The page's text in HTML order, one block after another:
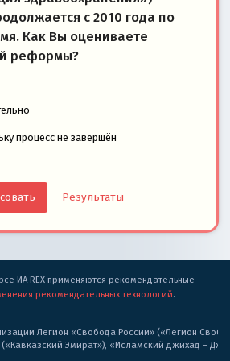
с 2010 года по
Как Вы оцениваете
реформы?
процесс не завершён
Результаты
ИА REX применяются рекомендательные
рекомендательных технологий.
Легион «Свобода России» («Легион
(«Кавказский Эмират»), «Исламский джихад –